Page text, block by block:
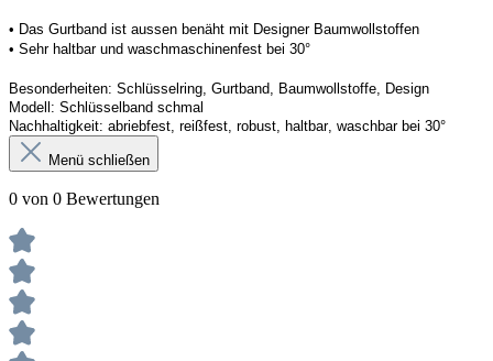
• Das Gurtband ist aussen benäht mit Designer Baumwollstoffen
• Sehr haltbar und waschmaschinenfest bei 30°
Besonderheiten: Schlüsselring, Gurtband, Baumwollstoffe, Design
Modell: Schlüsselband schmal
Nachhaltigkeit: abriebfest, reißfest, robust, haltbar, waschbar bei 30°
Menü schließen
0 von 0 Bewertungen